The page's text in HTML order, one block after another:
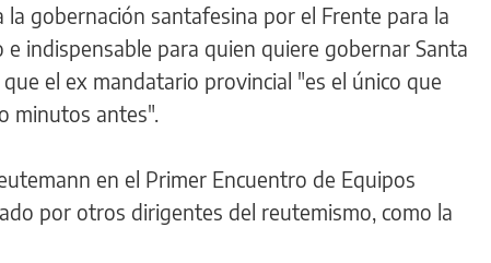
gobernación santafesina por el Frente para la
indispensable para quien quiere gobernar Santa
el ex mandatario provincial "es el único que
minutos antes".
en el Primer Encuentro de Equipos
por otros dirigentes del reutemismo, como la